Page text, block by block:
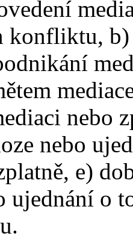
konfliktu,
nebo
nebo
e)
ujednání o